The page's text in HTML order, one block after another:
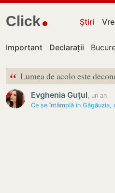
Click Știri
Important Declarații
“ Lumea de acolo este
Evghenia Guțul, un an